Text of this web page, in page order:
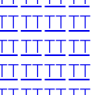
TTTTTT
TTTTTT
TTTTTT